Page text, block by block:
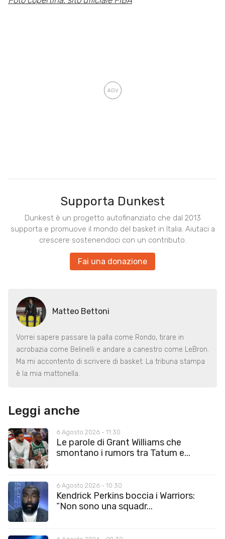
Supporta Dunkest
Dunkest è un progetto autofinanziato che dal 2013
supporta e promuove il mondo del basket in Italia. Aiutaci a
crescere sostenendoci con un contributo.
Fai una donazione
Matteo Bettoni
Vorrei sapere passare la palla come Rondo, tirare in
acrobazia come Belinelli e andare a canestro come LeBron.
Ma mi accontento di scrivere di basket. La tribuna stampa
è la mia mattonella.
Leggi anche
6 Agosto 2026 - 11:30
Le parole di Grant Williams che
smontano i rumors tra Tatum e...
6 Agosto 2026 - 10:30
Kendrick Perkins boccia i Warriors:
“Non sono una squadr...